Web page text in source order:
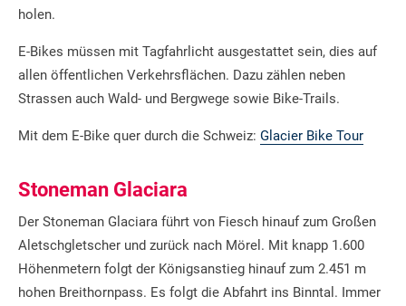
holen.
E-Bikes müssen mit Tagfahrlicht ausgestattet sein, dies auf
allen öffentlichen Verkehrsflächen. Dazu zählen neben
Strassen auch Wald- und Bergwege sowie Bike-Trails.
Mit dem E-Bike quer durch die Schweiz: Glacier Bike Tour
Stoneman Glaciara
Der Stoneman Glaciara führt von Fiesch hinauf zum Großen
Aletschgletscher und zurück nach Mörel. Mit knapp 1.600
Höhenmetern folgt der Königsanstieg hinauf zum 2.451 m
hohen Breithornpass. Es folgt die Abfahrt ins Binntal. Immer